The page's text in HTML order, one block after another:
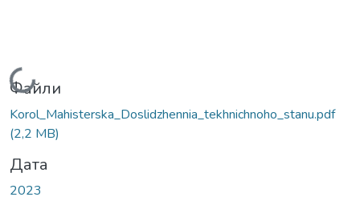
Вантажиться...
Файли
Korol_Mahisterska_Doslidzhennia_tekhnichnoho_stanu.pdf
(2,2 MB)
Дата
2023